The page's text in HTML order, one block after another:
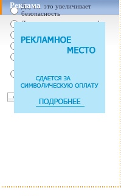
Да, т.к. это увеличивает
безопасность
Да, т.к. увеличились штрафы
Нет, с ремнем не удобно
Нет, Я уверен в себе
пристегива
Реклама